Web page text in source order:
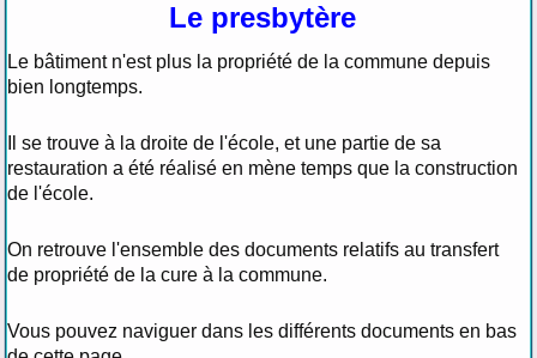
Le presbytère
Le bâtiment n'est plus la propriété de la commune depuis
bien longtemps.
Il se trouve à la droite de l'école, et une partie de sa
restauration a été réalisé en mène temps que la construction
de l'école.
On retrouve l'ensemble des documents relatifs au transfert
de propriété de la cure à la commune.
Vous pouvez naviguer dans les différents documents en bas